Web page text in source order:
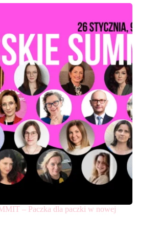
– Paczka dla paczki w nowej